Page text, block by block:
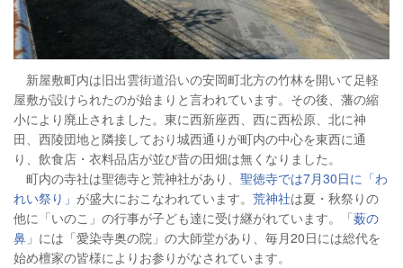
新屋敷町内は旧出雲街道沿いの安岡町北方の竹林を開いて足軽
屋敷が設けられたのが始まりと言われています。その後、藩の縮
小により廃止されました。東に西新座西、西に西松原、北に神
田、西陵団地と隣接しており城西通りが町内の中心を東西に通
り、飲食店・衣料品店が並び昔の田畑は無くなりました。
町内の寺社は聖徳寺と荒神社があり、 聖徳寺では7月30日に「わ
れい祭り」 が盛大におこなわれています。 荒神社は夏・秋祭りの
他に「いのこ」の行事が子ども達に受け継がれています。「薮の
鼻 」には「愛染寺奥の院」の大師堂があり、毎月20日には総代を
始め檀家の皆様によりお参りがなされています。